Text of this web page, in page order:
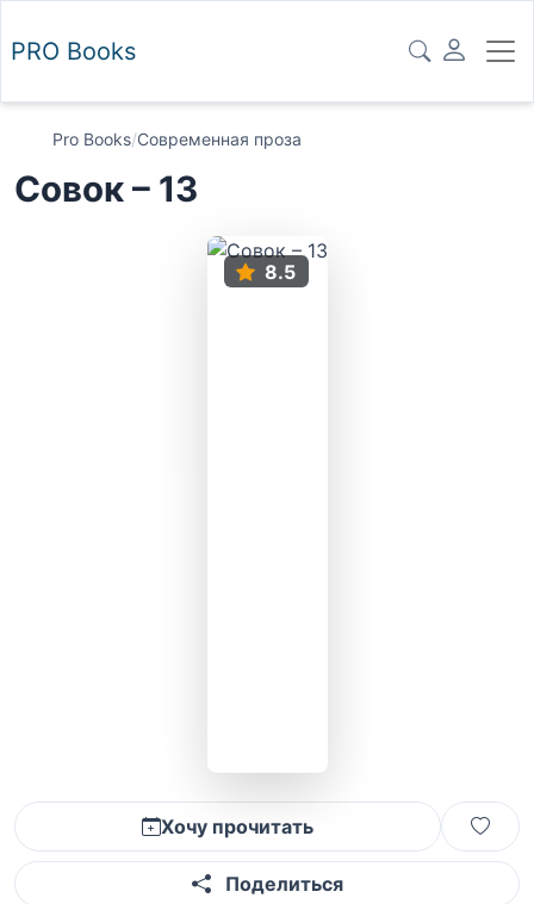
PRO Books
Pro Books/Современная проза
Совок – 13
8.5
Хочу прочитать
Поделиться